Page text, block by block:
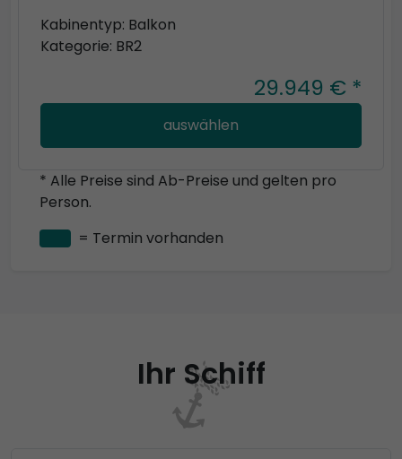
Kabinentyp: Balkon
Kategorie: BR2
29.949 € *
auswählen
* Alle Preise sind Ab-Preise und gelten pro
Person.
= Termin vorhanden
Ihr Schiff